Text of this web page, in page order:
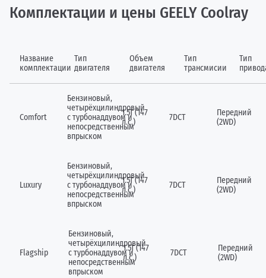
Комплектации и цены GEELY Coolray
Название
комплектации
Тип
двигателя
Объем
двигателя
Тип
трансмисии
Тип
Comfort
Бензиновый,
четырёхцилиндровый
c турбонаддувом и
непосредственным
впрыском
1.5Т (147
л.с.)
7DCT
Передний
(2WD)
Luxury
Бензиновый,
четырёхцилиндровый
c турбонаддувом и
непосредственным
впрыском
1.5Т (147
л.с.)
7DCT
Передний
(2WD)
Flagship
Бензиновый,
четырёхцилиндровый
c турбонаддувом и
непосредственным
впрыском
1.5Т (147
л.с.)
7DCT
Передний
(2WD)